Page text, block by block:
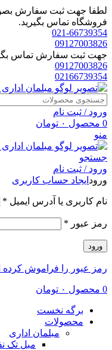
لطفا جهت ثبت سفارش
فروشگاه تماس بگیرید.
021-66739354
09127003826
جهت ثبت سفارش تماس
09127003826
02166739354
ورود / ثبت نام
0 محصول ۰ تومان
منو
جستجو
ورود / ثبت نام
ورود ایجاد حساب کاربری
نام کاربری یا آدرس ایمیل *
رمز عبور *
ورود
رمز عبور را فراموش کرده
0 محصول ۰ تومان
برگه نخست
محصولات
مبلمان اداری
مبل تک